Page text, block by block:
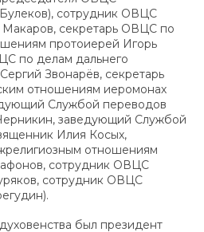
сотрудник ОВЦС
секретарь ОВЦС по
протоиерей Игорь
по делам дальнего
Звонарёв, секретарь
отношениям иеромонах
Службой переводов
заведующий Службой
Илия Косых,
отношениям
сотрудник ОВЦС
сотрудник ОВЦС
был президент